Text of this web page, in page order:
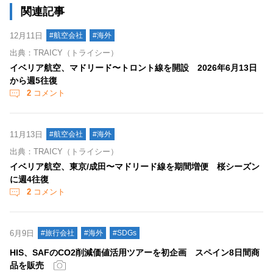
関連記事
12月11日 #航空会社 #海外
出典：TRAICY（トライシー）
イベリア航空、マドリード〜トロント線を開設 2026年6月13日
から週5往復
2 コメント
11月13日 #航空会社 #海外
出典：TRAICY（トライシー）
イベリア航空、東京/成田〜マドリード線を期間増便 桜シーズン
に週4往復
2 コメント
6月9日 #旅行会社 #海外 #SDGs
HIS、SAFのCO2削減価値活用ツアーを初企画 スペイン8日間商
品を販売